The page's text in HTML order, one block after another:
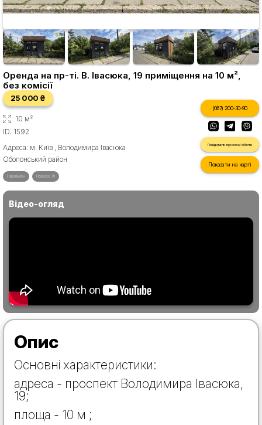
Оренда на пр-ті. В. Івасюка, 19 приміщення на 10 м²,
без комісії
25 000 ₴
10 м²
ID: 1592
Адреса: м. Київ , Володимира Івасюка
Оболонський район
(067) 200-30-90
Повідомити про схожі об'єкти
Показати на карті
Павільйон Поверх 1/1
Відео-огляд
Опис
Основні характеристики:
адреса - проспект Володимира Івасюка,
19;
площа - 10 м ;